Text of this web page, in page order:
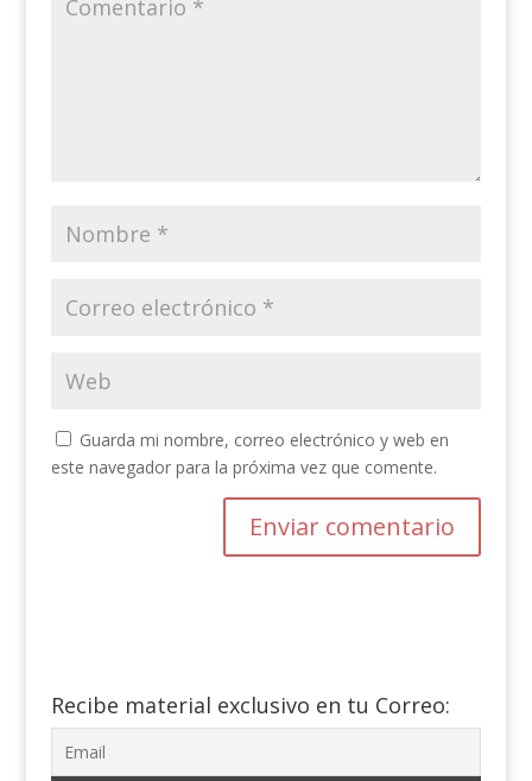
Guarda mi nombre, correo electrónico y web en
este navegador para la próxima vez que comente.
Recibe material exclusivo en tu Correo: